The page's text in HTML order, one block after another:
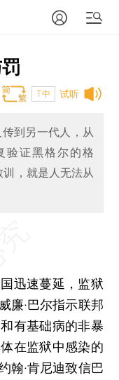
试听
T中
到另一代人，从
验证黑格尔的格
，就是人无法从
迅速蔓延，监狱
廉·巴尔指示联邦
有基础病的非暴
在监狱中感染的
翰·肯尼迪致信巴